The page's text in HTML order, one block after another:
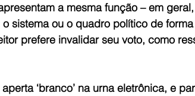
a mesma função – em
sistema ou o quadro político de
prefere invalidar seu voto, como
‘branco’ na urna eletrônica, e